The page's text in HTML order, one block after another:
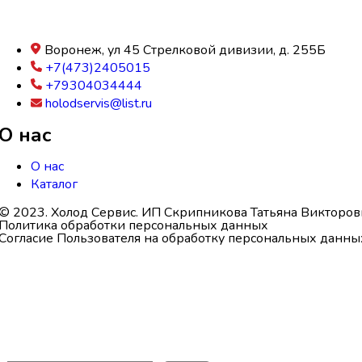
Воронеж, ул 45 Стрелковой дивизии, д. 255Б
+7(473)2405015
+79304034444
holodservis@list.ru
нас
О нас
Каталог
2023. Холод Сервис. ИП Скрипникова Татьяна
обработки персональных данных
Пользователя на обработку персональных